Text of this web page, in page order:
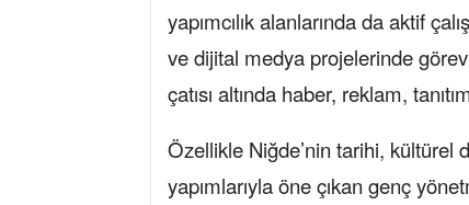
yapımcılık alanlarında da aktif
ve dijital medya projelerinde
çatısı altında haber, reklam,
Özellikle Niğde’nin tarihi, kültürel
yapımlarıyla öne çıkan genç